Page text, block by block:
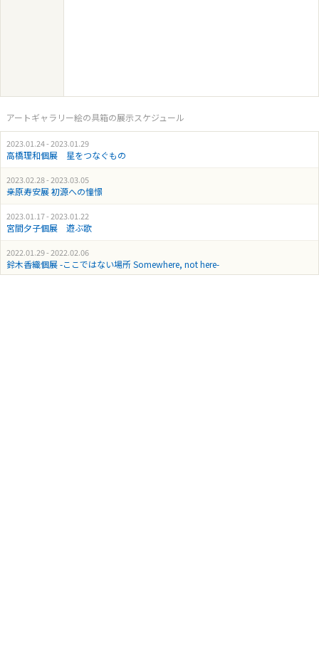
アートギャラリー絵の具箱の展示スケジュール
2023.01.24 - 2023.01.29
高橋理和個展 星をつなぐもの
2023.02.28 - 2023.03.05
桒原寿安展 初源への憧憬
2023.01.17 - 2023.01.22
宮間夕子個展 遊ぶ歌
2022.01.29 - 2022.02.06
鈴木香織個展 -ここではない場所 Somewhere, not here-